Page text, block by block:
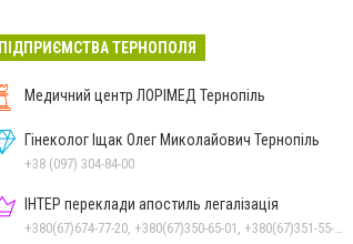
ПІДПРИЄМСТВА ТЕРНОПОЛЯ
Медичний центр ЛОРІМЕД Тернопіль
Гінеколог Іщак Олег Миколайович Тернопіль
+38 (097) 304-84-00
ІНТЕР переклади апостиль легалізація
+380(67)674-77-20, +380(67)350-65-01, +380(67)351-55-21, +380(67)674-77-20